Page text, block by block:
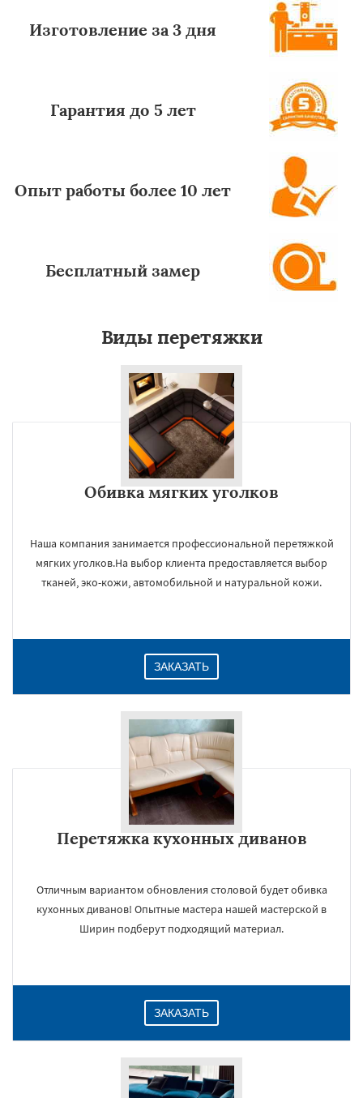
Изготовление за 3 дня
Гарантия до 5 лет
Опыт работы более 10 лет
Бесплатный замер
Виды перетяжки
Обивка мягких уголков
Наша компания занимается профессиональной перетяжкой
мягких уголков.На выбор клиента предоставляется выбор
тканей, эко-кожи, автомобильной и натуральной кожи.
ЗАКАЗАТЬ
Перетяжка кухонных диванов
Отличным вариантом обновления столовой будет обивка
кухонных диванов! Опытные мастера нашей мастерской в
Ширин подберут подходящий материал.
ЗАКАЗАТЬ